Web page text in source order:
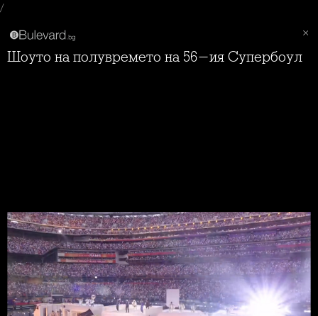
/
Шоуто на полувремето на 56-ия Супербоул